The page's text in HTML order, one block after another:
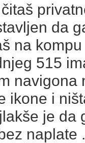
da
na
515
navigona
ikone i
je da
naplate .